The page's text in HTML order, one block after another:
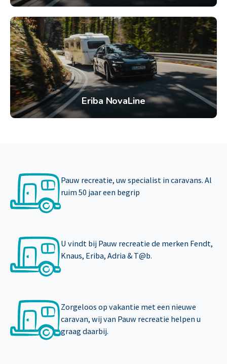
Eriba NovaLine
Pauw recreatie, uw specialist in caravans. Al
ruim 50 jaar een begrip
U vindt bij Pauw recreatie de merken Fendt,
Knaus, Eriba, Adria & T@b.
Zorgeloos op vakantie met een nieuwe
caravan, wij van Pauw recreatie helpen u
graag daarbij.